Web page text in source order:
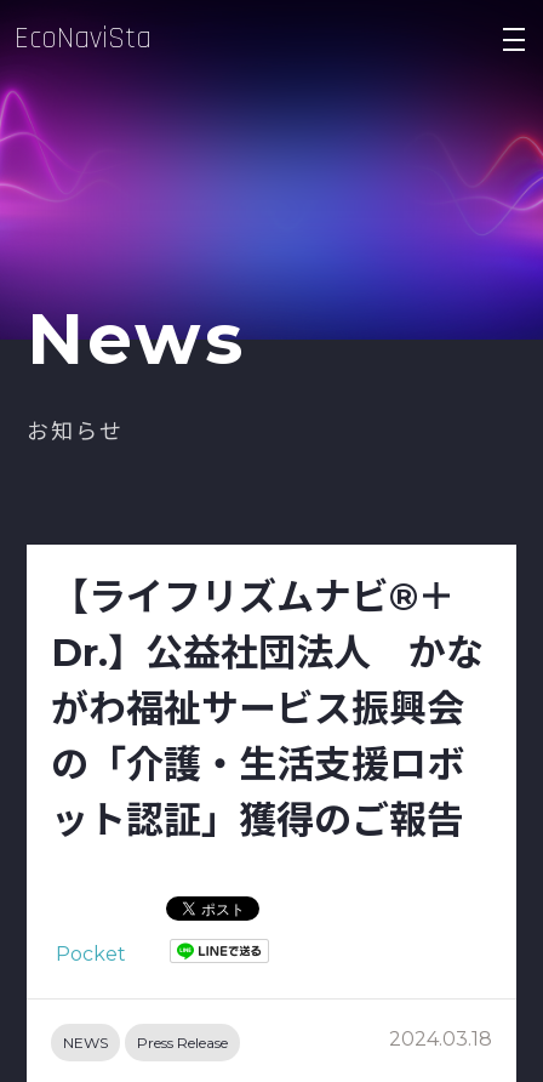
EcoNaviSta density_medium
News
お知らせ
【ライフリズムナビ®＋
Dr.】公益社団法人 かな
がわ福祉サービス振興会
の「介護・生活支援ロボ
ット認証」獲得のご報告
Pocket
NEWS Press Release 2024.03.18